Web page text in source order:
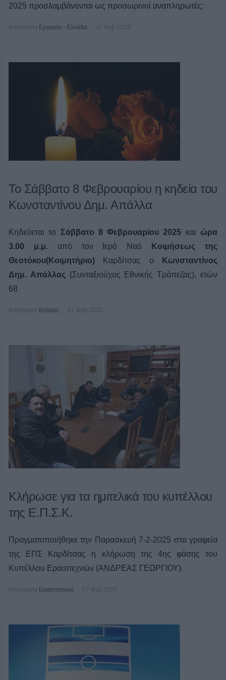
2025 προσλαμβάνονται ως προσωρινοί αναπληρωτές:
Κατηγορία Εργασία - Ελλάδα 07 Φεβ 2025
Το Σάββατο 8 Φεβρουαρίου η κηδεία του
Κωνσταντίνου Δημ. Απάλλα
Κηδεύεται το Σάββατο 8 Φεβρουαρίου 2025 και ώρα
3.00 μ.μ. από τον Ιερό Ναό Κοιμήσεως της
Θεοτόκου(Κοιμητήριο) Καρδίτσας ο
Κωνσταντίνος
Δημ. Απάλλας (Συνταξιούχος Εθνικής Τράπεζας), ετών
68
Κατηγορία Κηδείες 07 Φεβ 2025
Κλήρωσε για τα ημιτελικά του κυπέλλου
της Ε.Π.Σ.Κ.
Πραγματοποιήθηκε την Παρασκευή 7-2-2025 στα γραφεία
της ΕΠΣ Καρδίτσας η κλήρωση της 4ης φάσης του
Κυπέλλου Ερασιτεχνών (ΑΝΔΡΕΑΣ ΓΕΩΡΓΙΟΥ).
Κατηγορία Ερασιτεχνικό 07 Φεβ 2025